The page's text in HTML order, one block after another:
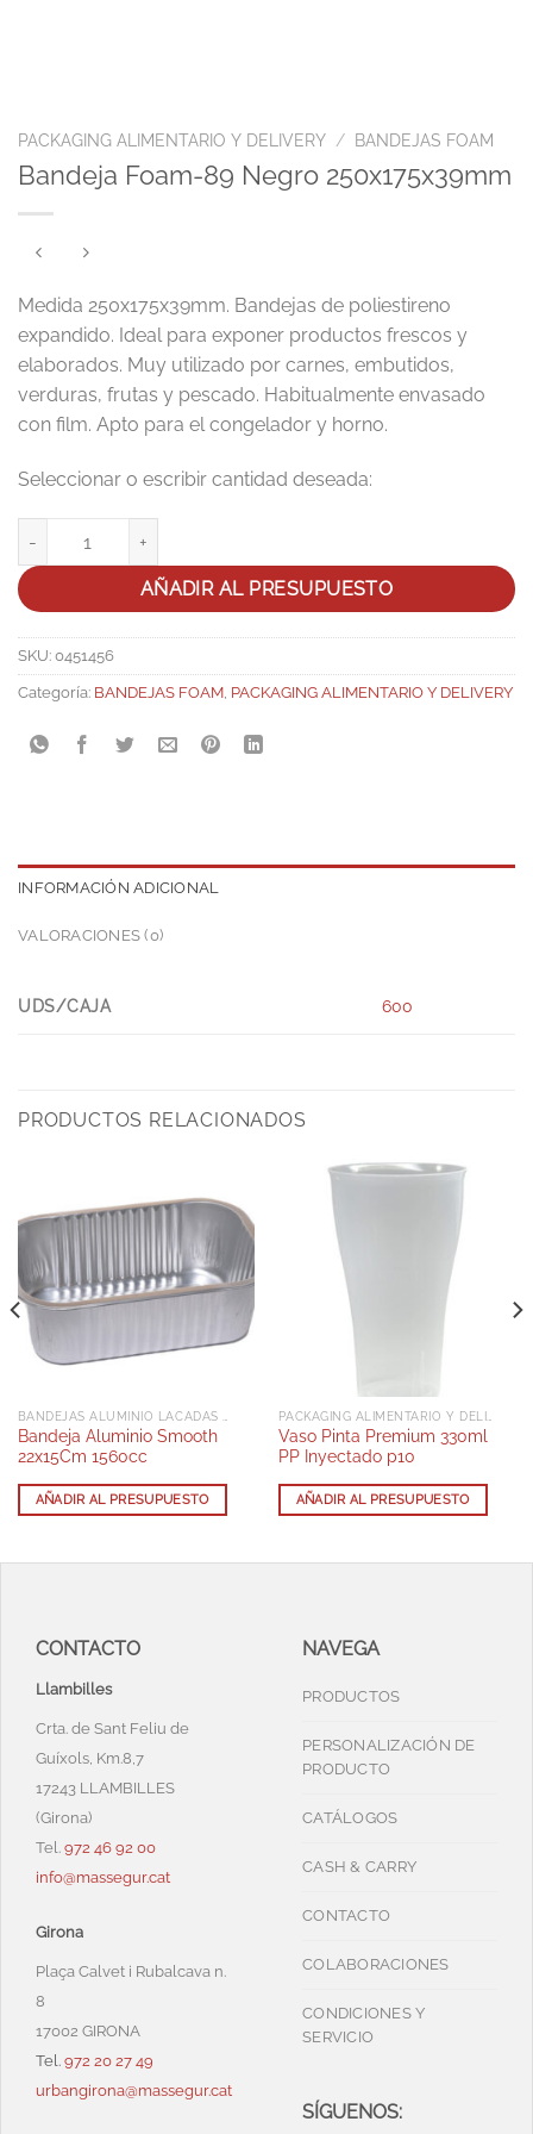
PACKAGING ALIMENTARIO Y DELIVERY / BANDEJAS FOAM
Bandeja Foam-89 Negro 250x175x39mm
Medida 250x175x39mm. Bandejas de poliestireno
expandido. Ideal para exponer productos frescos y
elaborados. Muy utilizado por carnes, embutidos,
verduras, frutas y pescado. Habitualmente envasado
con film. Apto para el congelador y horno.
AÑADIR AL PRESUPUESTO
SKU: 0451456
Categoría: BANDEJAS FOAM, PACKAGING ALIMENTARIO Y DELIVERY
INFORMACIÓN ADICIONAL
VALORACIONES (0)
UDS/CAJA 600
PRODUCTOS RELACIONADOS
Bandeja Aluminio Smooth
22x15Cm 1560cc
AÑADIR AL PRESUPUESTO
Vaso Pinta Premium 330ml
PP Inyectado p10
AÑADIR AL PRESUPUESTO
CONTACTO
Llambilles
Crta. de Sant Feliu de
Guíxols, Km.8,7
17243 LLAMBILLES
(Girona)
Tel. 972 46 92 00
info@massegur.cat
Girona
Plaça Calvet i Rubalcava n.
8
17002 GIRONA
Tel. 972 20 27 49
urbangirona@massegur.cat
NAVEGA
PRODUCTOS
PERSONALIZACIÓN DE
PRODUCTO
CATÁLOGOS
CASH & CARRY
CONTACTO
COLABORACIONES
CONDICIONES Y
SERVICIO
SÍGUENOS: